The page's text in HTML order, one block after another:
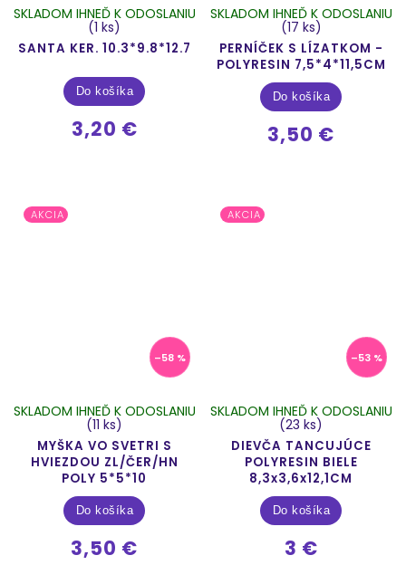
SANTA KER. 10.3*9.8*12.7
SKLADOM IHNEĎ K ODOSLANIU
(1 ks)
3,20 €
Do košíka
PERNÍČEK S LÍZATKOM -
POLYRESIN 7,5*4*11,5CM
SKLADOM IHNEĎ K ODOSLANIU
(17 ks)
3,50 €
Do košíka
AKCIA
–58 %
MYŠKA VO SVETRI S
HVIEZDOU ZL/ČER/HN
POLY 5*5*10
SKLADOM IHNEĎ K ODOSLANIU
(11 ks)
3,50 €
Do košíka
AKCIA
–53 %
DIEVČA TANCUJÚCE
POLYRESIN BIELE
8,3x3,6x12,1CM
SKLADOM IHNEĎ K ODOSLANIU
(23 ks)
3 €
Do košíka